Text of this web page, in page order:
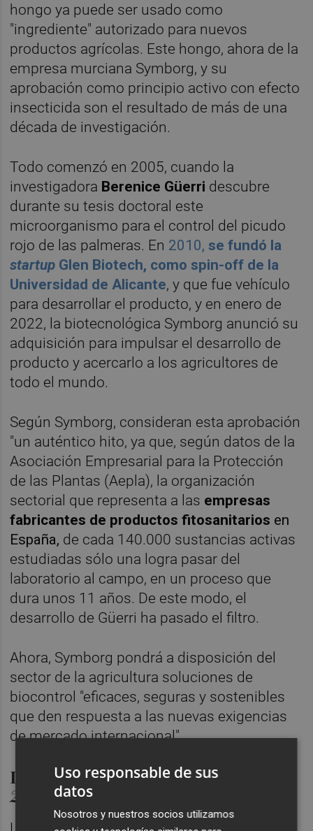
hongo ya puede ser usado como
"ingrediente" autorizado para nuevos
productos agrícolas. Este hongo, ahora de la
empresa murciana Symborg, y su
aprobación como principio activo con efecto
insecticida son el resultado de más de una
década de investigación.
Todo comenzó en 2005, cuando la
investigadora Berenice Güerri descubre
durante su tesis doctoral este
microorganismo para el control del picudo
rojo de las palmeras. En 2010,se fundó la
startup Glen Biotech, como spin-off de la
Universidad de Alicante, y que fue vehículo
para desarrollar el producto, y en enero de
2022, la biotecnológica Symborg anunció su
adquisición para impulsar el desarrollo de
producto y acercarlo a los agricultores de
todo el mundo.
Según Symborg, consideran esta aprobación
"un auténtico hito, ya que, según datos de la
Asociación Empresarial para la Protección
de las Plantas (Aepla), la organización
sectorial que representa a las empresas
fabricantes de productos fitosanitarios en
España, de cada 140.000 sustancias activas
estudiadas sólo una logra pasar del
laboratorio al campo, en un proceso que
dura unos 11 años. De este modo, el
desarrollo de Güerri ha pasado el filtro.
Ahora, Symborg pondrá a disposición del
sector de la agricultura soluciones de
biocontrol "eficaces, seguras y sostenibles
que den respuesta a las nuevas exigencias
de mercado internacional".
La eficacia deBeauveria bassiana
203
Uso responsable de sus
datos
Nosotros y nuestros socios utilizamos